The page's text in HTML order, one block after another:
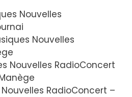
Nouvelles
Nouvelles
Nouvelles RadioConcert
RadioConcert –